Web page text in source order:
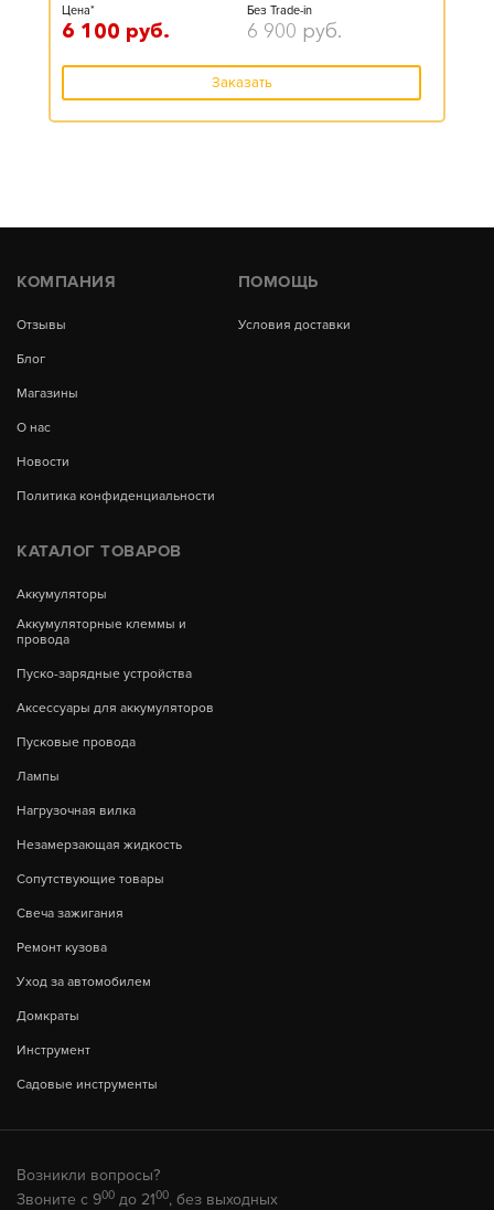
Цена*
6 100 руб.
Без Trade-in
6 900 руб.
Заказать
КОМПАНИЯ
Отзывы
Блог
Магазины
О нас
Новости
Политика конфиденциальности
ПОМОЩЬ
Условия доставки
КАТАЛОГ ТОВАРОВ
Аккумуляторы
Аккумуляторные клеммы и
провода
Пуско-зарядные устройства
Аксессуары для аккумуляторов
Пусковые провода
Лампы
Нагрузочная вилка
Незамерзающая жидкость
Сопутствующие товары
Свеча зажигания
Ремонт кузова
Уход за автомобилем
Домкраты
Инструмент
Садовые инструменты
Возникли вопросы?
Звоните с 900 до 2100, без выходных